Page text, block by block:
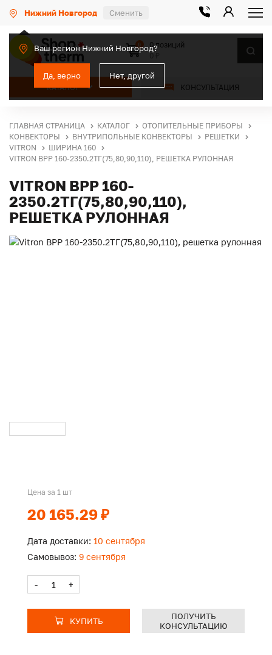
Нижний Новгород Сменить
Ваш регион Нижний Новгород?
Да, верно Нет, другой
КАТАЛОГ КОНСУЛЬТАЦИЯ
0
0 позиций
ГЛАВНАЯ СТРАНИЦА КАТАЛОГ
ОТОПИТЕЛЬНЫЕ ПРИБОРЫ
КОНВЕКТОРЫ
ВНУТРИПОЛЬНЫЕ КОНВЕКТОРЫ
РЕШЕТКИ
VITRON
ШИРИНА 160
VITRON ВРР 160-2350.2ТГ(75,80,90,110), РЕШЕТКА РУЛОННАЯ
VITRON ВРР 160-
2350.2ТГ(75,80,90,110),
РЕШЕТКА РУЛОННАЯ
Цена за 1 шт
20 165.29 ₽
Дата доставки: 10 сентября
Самовывоз: 9 сентября
- +
КУПИТЬ
ПОЛУЧИТЬ
КОНСУЛЬТАЦИЮ